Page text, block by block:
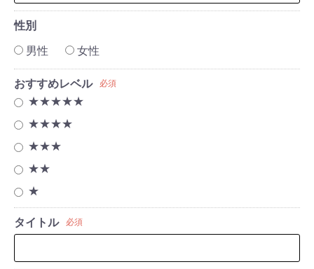
性別
男性 女性
おすすめレベル 必須
★★★★★
★★★★
★★★
★★
★
タイトル 必須